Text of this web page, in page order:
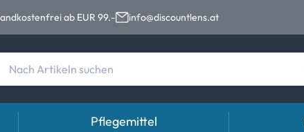
ab EUR 99.- info@discountlens.at
Pflegemittel